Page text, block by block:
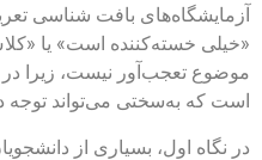
آزمایشگاه‌های بافت‌ شناسی
«خیلی خسته‌کننده است» یا
موضوع تعجب‌آور نیست، زیرا
است که به‌سختی می‌تواند توجه
در نگاه اول، بسیاری از